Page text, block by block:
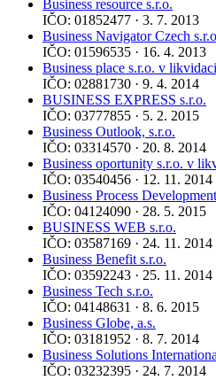
Business resource s.r.o.
IČO: 01852477 · 3. 7. 2013
Business Navigator Czech
IČO: 01596535 · 16. 4. 2013
Business place s.r.o. v likvidaci
IČO: 02881730 · 9. 4. 2014
BUSINESS EXPRESS s.r.o.
IČO: 03777855 · 5. 2. 2015
Business Outlook, s.r.o.
IČO: 03314570 · 20. 8. 2014
Business oportunity s.r.o. v
IČO: 03540456 · 12. 11. 2014
Business Process
IČO: 04124090 · 28. 5. 2015
BUSINESS WEB s.r.o.
IČO: 03587169 · 24. 11. 2014
Business Benefit s.r.o.
IČO: 03592243 · 25. 11. 2014
Business Tech s.r.o.
IČO: 04148631 · 8. 6. 2015
Business Globe, a.s.
IČO: 03181952 · 8. 7. 2014
Business Solutions
IČO: 03232395 · 24. 7. 2014